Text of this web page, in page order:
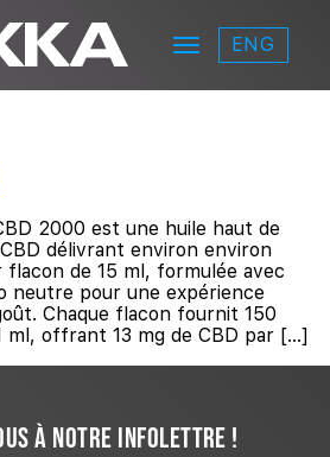
Menu ENG
2000 est une huile haut de
délivrant environ environ
flacon de 15 ml, formulée avec
neutre pour une expérience
Chaque flacon fournit 150
ml, offrant 13 mg de CBD par […]
À NOTRE INFOLETTRE !